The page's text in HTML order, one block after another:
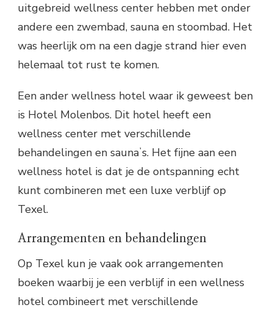
uitgebreid wellness center hebben met onder
andere een zwembad, sauna en stoombad. Het
was heerlijk om na een dagje strand hier even
helemaal tot rust te komen.
Een ander wellness hotel waar ik geweest ben
is Hotel Molenbos. Dit hotel heeft een
wellness center met verschillende
behandelingen en saunaʼs. Het fijne aan een
wellness hotel is dat je de ontspanning echt
kunt combineren met een luxe verblijf op
Texel.
Arrangementen en behandelingen
Op Texel kun je vaak ook arrangementen
boeken waarbij je een verblijf in een wellness
hotel combineert met verschillende